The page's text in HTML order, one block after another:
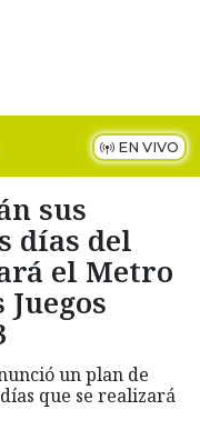
EN VIVO
sus
días del
el Metro
un plan de
que se realizará